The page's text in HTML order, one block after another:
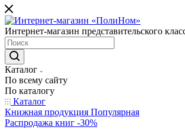
Интернет-магазин представительского
Каталог
По всему сайту
По каталогу
Каталог
Книжная продукция Популярная
Распродажа книг -30%